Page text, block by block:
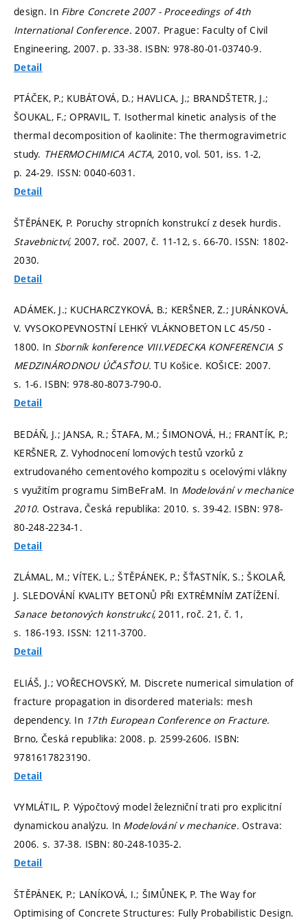
design. In Fibre Concrete 2007 - Proceedings of 4th
International Conference. 2007. Prague: Faculty of Civil
Engineering, 2007. p. 33-38. ISBN: 978-80-01-03740-9.
Detail
PTÁČEK, P.; KUBÁTOVÁ, D.; HAVLICA, J.; BRANDŠTETR, J.;
ŠOUKAL, F.; OPRAVIL, T. Isothermal kinetic analysis of the
thermal decomposition of kaolinite: The thermogravimetric
study. THERMOCHIMICA ACTA, 2010, vol. 501, iss. 1-2,
p. 24-29. ISSN: 0040-6031.
Detail
ŠTĚPÁNEK, P. Poruchy stropních konstrukcí z desek hurdis.
Stavebnictví, 2007, roč. 2007, č. 11-12,s. 66-70. ISSN: 1802-
2030.
Detail
ADÁMEK, J.; KUCHARCZYKOVÁ, B.; KERŠNER, Z.; JURÁNKOVÁ,
V. VYSOKOPEVNOSTNÍ LEHKÝ VLÁKNOBETON LC 45/50 -
1800. In Sborník konference VIII.VEDECKA KONFERENCIA S
MEDZINÁRODNOU ÚČASŤOU.TU Košice. KOŠICE: 2007.
s. 1-6. ISBN: 978-80-8073-790-0.
Detail
BEDÁŇ, J.; JANSA, R.; ŠTAFA, M.; ŠIMONOVÁ, H.; FRANTÍK, P.;
KERŠNER, Z. Vyhodnocení lomových testů vzorků z
extrudovaného cementového kompozitu s ocelovými vlákny
s využitím programu SimBeFraM. In Modelování v mechanice
2010. Ostrava, Česká republika: 2010. s. 39-42. ISBN: 978-
80-248-2234-1.
Detail
ZLÁMAL, M.; VÍTEK, L.; ŠTĚPÁNEK, P.; ŠŤASTNÍK, S.; ŠKOLAŘ,
J. SLEDOVÁNÍ KVALITY BETONŮ PŘI EXTRÉMNÍM ZATÍŽENÍ.
Sanace betonových konstrukcí,2011, roč. 21, č. 1,
s. 186-193. ISSN: 1211-3700.
Detail
ELIÁŠ, J.; VOŘECHOVSKÝ, M. Discrete numerical simulation of
fracture propagation in disordered materials: mesh
dependency. In 17th European Conference on Fracture.
Brno, Česká republika: 2008. p. 2599-2606. ISBN:
9781617823190.
Detail
VYMLÁTIL, P. Výpočtový model železniční trati pro explicitní
dynamickou analýzu. In Modelování v mechanice.Ostrava:
2006. s. 37-38. ISBN: 80-248-1035-2.
Detail
ŠTĚPÁNEK, P.; LANÍKOVÁ, I.; ŠIMŮNEK, P. The Way for
Optimising of Concrete Structures: Fully Probabilistic Design.